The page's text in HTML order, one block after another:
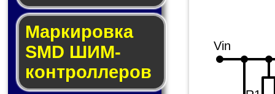
Маркировка
SMD ШИМ-
кон­трол­ле­ров
Vin